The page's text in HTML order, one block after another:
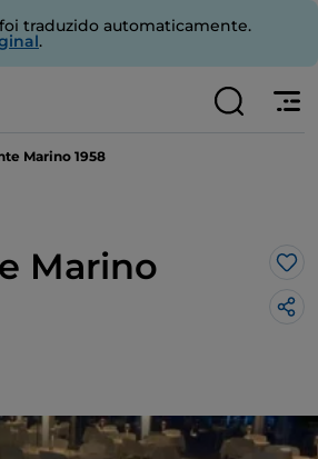
traduzido automaticamente.
.
Marino 1958
Marino